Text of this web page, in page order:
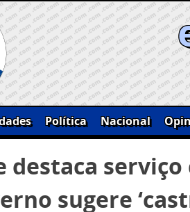
Política Nacional
destaca
sugere